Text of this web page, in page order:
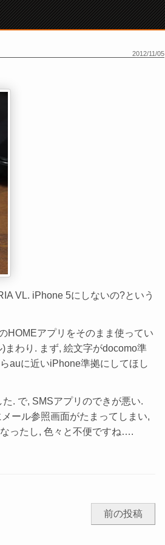
2012/11/05
VL. iPhone 5にしないの?という
HOMEアプリをそのまま使ってい
まわり. まず, 絵文字がdocomo準
auに近いiPhone準拠にしてほし
. で, SMSアプリのできが悪い.
ール参照画面がたまってしまい,
ったし, 色々と不便ですね….
前の投稿